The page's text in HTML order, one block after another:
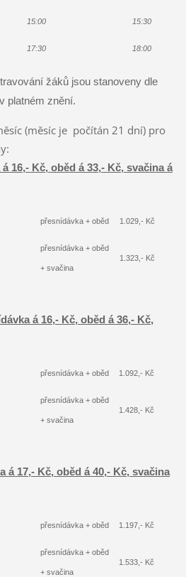
15:00 15:30
17:30 18:00
žáků jsou stanoveny dle
platném znění.
(měsíc je počítán 21 dní) pro
16,- Kč, oběd á 33,- Kč, svačina á
přesnídávka + oběd 1.029,- Kč
přesnídávka + oběd
+ svačina
1.323,- Kč
á 16,- Kč, oběd á 36,- Kč,
přesnídávka + oběd 1.092,- Kč
přesnídávka + oběd
+ svačina
1.428,- Kč
á 17,- Kč, oběd á 40,- Kč, svačina
přesnídávka + oběd 1.197,- Kč
přesnídávka + oběd
+ svačina
1.533,- Kč